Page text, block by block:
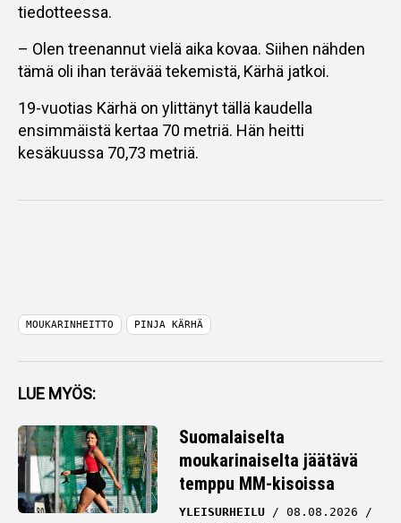
tiedotteessa.
– Olen treenannut vielä aika kovaa. Siihen nähden
tämä oli ihan terävää tekemistä, Kärhä jatkoi.
19-vuotias Kärhä on ylittänyt tällä kaudella
ensimmäistä kertaa 70 metriä. Hän heitti
kesäkuussa 70,73 metriä.
MOUKARINHEITTO PINJA KÄRHÄ
LUE MYÖS:
Suomalaiselta
moukarinaiselta jäätävä
temppu MM-kisoissa
YLEISURHEILU
08.08.2026